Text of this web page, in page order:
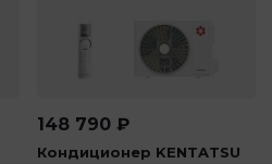
148 790 ₽
Кондиционер KENTATSU